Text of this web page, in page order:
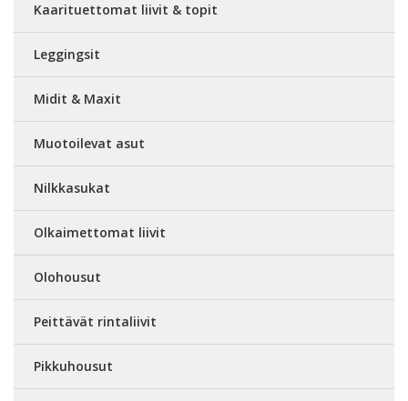
Kaarituettomat liivit & topit
Leggingsit
Midit & Maxit
Muotoilevat asut
Nilkkasukat
Olkaimettomat liivit
Olohousut
Peittävät rintaliivit
Pikkuhousut